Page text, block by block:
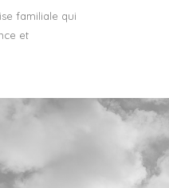
familiale qui
et